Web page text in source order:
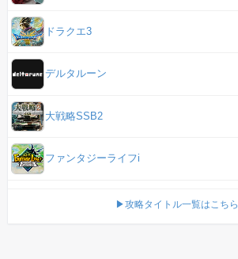
ドラクエ3
デルタルーン
大戦略SSB2
ファンタジーライフi
▶攻略タイトル一覧はこちら